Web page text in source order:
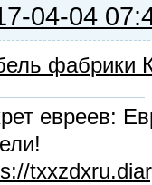
04-04
фабрики
евреев: